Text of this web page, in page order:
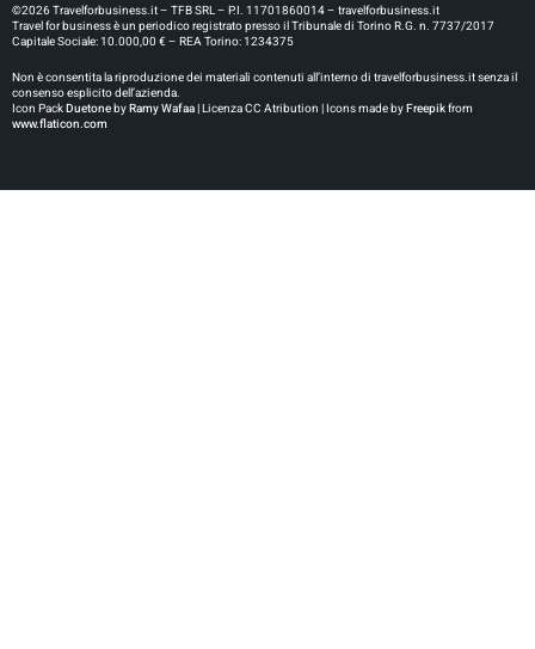
©2026 Travelforbusiness.it – TFB SRL – P.I. 11701860014 – travelforbusiness.it
Travel for business è un periodico registrato presso il Tribunale di Torino R.G. n. 7737/2017
Capitale Sociale: 10.000,00 € – REA Torino: 1234375
Non è consentita la riproduzione dei materiali contenuti all’interno di travelforbusiness.it senza il
consenso esplicito dell’azienda.
Icon PackDuetonebyRamy Wafaa |Licenza CC Atribution | Icons made byFreepikfrom
www.flaticon.com